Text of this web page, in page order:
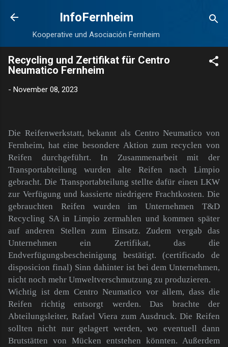
Direkt zum Hauptbereich
InfoFernheim
Kooperative und Asociación Fernheim
Recycling und Zertifikat für Centro
Neumatico Fernheim
- November 08, 2023
Die Reifenwerkstatt, bekannt als Centro Neumatico von
Fernheim, hat eine besondere Aktion zum recyclen von
Reifen durchgeführt. In Zusammenarbeit mit der
Transportabteilung wurden alte Reifen nach Limpio
gebracht. Die Transportabteilung stellte dafür einen LKW
zur Verfügung und kassierte niedrigere Frachtkosten. Die
gebrauchten Reifen wurden im Unternehmen T&D
Recycling SA in Limpio zermahlen und kommen später
auf anderen Stellen zum Einsatz. Zudem vergab das
Unternehmen ein Zertifikat, das die
Endverfügungsbescheinigung bestätigt. (certificado de
disposicion final) Sinn dahinter ist bei dem Unternehmen,
nicht noch mehr Umweltverschmutzung zu produzieren.
Wichtig ist dem Centro Neumatico vor allem, dass die
Reifen richtig entsorgt werden. Das brachte der
Abteilungsleiter, Rafael Viera zum Ausdruck. Die Reifen
sollten nicht nur gelagert werden, wo eventuell dann
Brutstätten von Mücken entstehen könnten. Außerdem